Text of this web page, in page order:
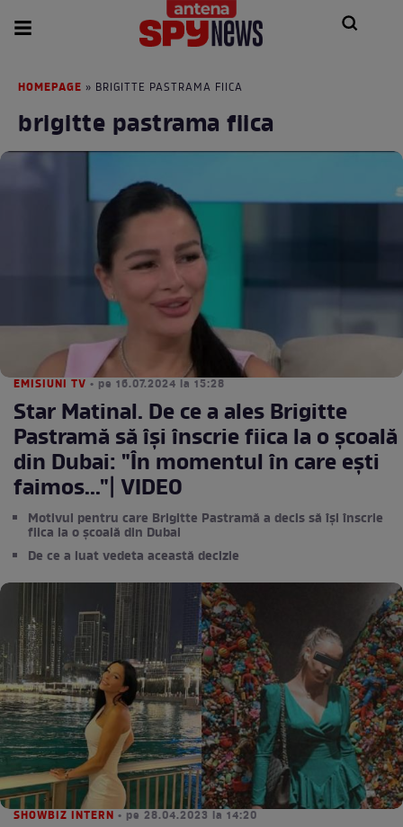
HOMEPAGE » BRIGITTE PASTRAMA FIICA
brigitte pastrama fiica
EMISIUNI TV • pe 16.07.2024 la 15:28
Star Matinal. De ce a ales Brigitte
Pastramă să își înscrie fiica la o școală
din Dubai: "În momentul în care ești
faimos..."| VIDEO
Motivul pentru care Brigitte Pastramă a decis să își înscrie
fiica la o școală din Dubai
De ce a luat vedeta această decizie
SHOWBIZ INTERN • pe 28.04.2023 la 14:20